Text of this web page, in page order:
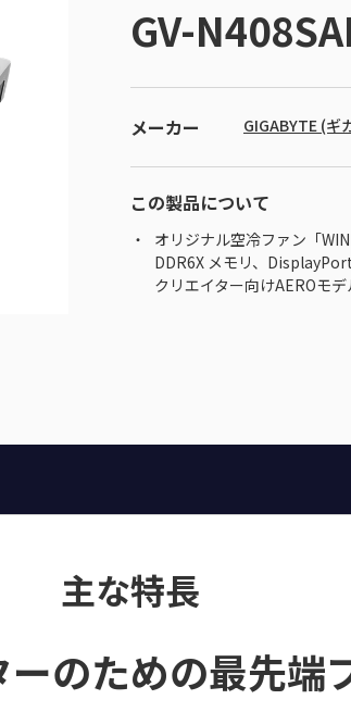
GV-
メーカー GIGABYTE (ギ
この製品について
オリジナル空冷ファン「
DDR6X メモリ、
クリエイター向けAEROモ
主な特長
のための最先端